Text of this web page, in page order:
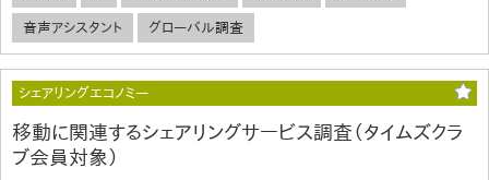
音声アシスタント グローバル調査
シェアリングエコノミー
移動に関連するシェアリングサービス調査（タイムズクラ
ブ会員対象）